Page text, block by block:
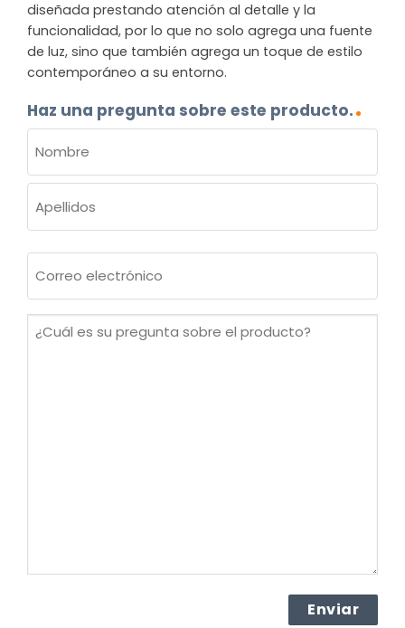
diseñada prestando atención al detalle y la
funcionalidad, por lo que no solo agrega una fuente
de luz, sino que también agrega un toque de estilo
contemporáneo a su entorno.
Haz una pregunta sobre este producto.
(OBLIGATORIO)
Nombre
electrónico
¿Cuál